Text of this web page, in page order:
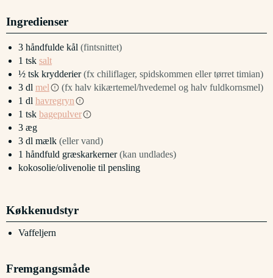
Ingredienser
3 håndfulde kål (fintsnittet)
1 tsk salt
½ tsk krydderier (fx chiliflager, spidskommen eller tørret timian)
3 dl mel
(fx halv kikærtemel/hvedemel og halv fuldkornsmel)
1 dl havregryn
1 tsk bagepulver
3 æg
3 dl mælk (eller vand)
1 håndfuld græskarkerner (kan undlades)
kokosolie/olivenolie til pensling
Køkkenudstyr
Vaffeljern
Fremgangsmåde